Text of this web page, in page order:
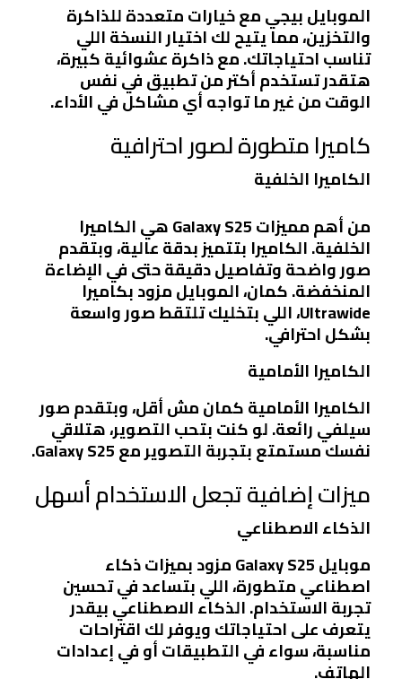
الموبايل بيجي مع خيارات متعددة للذاكرة
والتخزين، مما يتيح لك اختيار النسخة اللي
تناسب احتياجاتك. مع ذاكرة عشوائية كبيرة،
هتقدر تستخدم أكتر من تطبيق في نفس
الوقت من غير ما تواجه أي مشاكل في الأداء.
كاميرا متطورة لصور احترافية
الكاميرا الخلفية
من أهم مميزات Galaxy S25 هي الكاميرا
الخلفية. الكاميرا بتتميز بدقة عالية، وبتقدم
صور واضحة وتفاصيل دقيقة حتى في الإضاءة
المنخفضة. كمان، الموبايل مزود بكاميرا
Ultrawide، اللي بتخليك تلتقط صور واسعة
بشكل احترافي.
الكاميرا الأمامية
الكاميرا الأمامية كمان مش أقل، وبتقدم صور
سيلفي رائعة. لو كنت بتحب التصوير، هتلاقي
نفسك مستمتع بتجربة التصوير مع Galaxy S25.
ميزات إضافية تجعل الاستخدام أسهل
الذكاء الاصطناعي
موبايل Galaxy S25 مزود بميزات ذكاء
اصطناعي متطورة، اللي بتساعد في تحسين
تجربة الاستخدام. الذكاء الاصطناعي بيقدر
يتعرف على احتياجاتك ويوفر لك اقتراحات
مناسبة، سواء في التطبيقات أو في إعدادات
الهاتف.